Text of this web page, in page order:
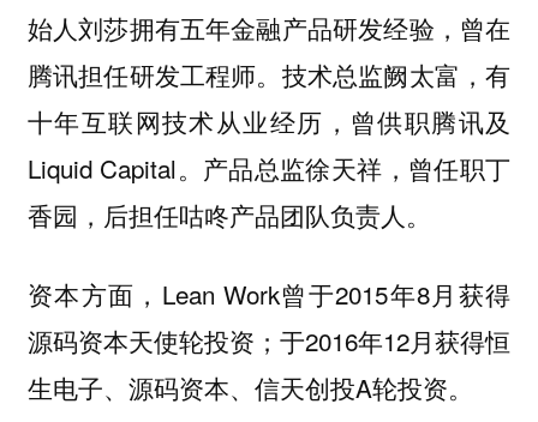
始人刘莎拥有五年金融产品研发经验，曾在
腾讯担任研发工程师。技术总监阙太富，有
十年互联网技术从业经历，曾供职腾讯及
Liquid Capital。产品总监徐天祥，曾任职丁
香园，后担任咕咚产品团队负责人。
资本方面，Lean Work曾于2015年8月获得
源码资本天使轮投资；于2016年12月获得恒
生电子、源码资本、信天创投A轮投资。